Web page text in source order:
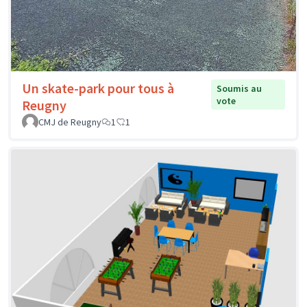
Un skate-park pour tous à
Reugny
Soumis au
vote
CMJ de Reugny
1 1